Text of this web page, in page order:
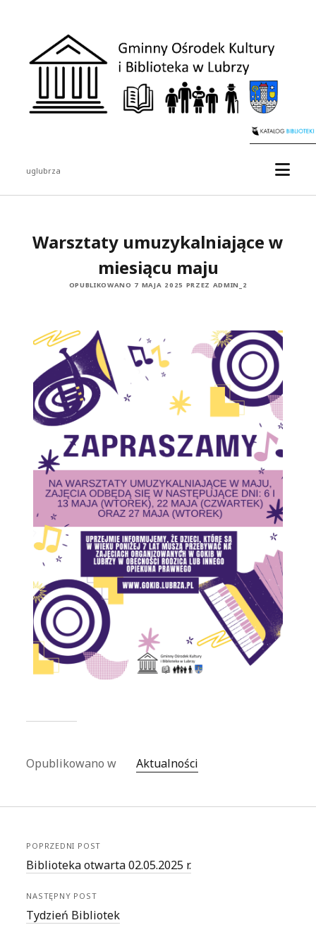
uglubrza
Warsztaty umuzykalniające w
miesiącu maju
OPUBLIKOWANO 7 MAJA 2025 PRZEZ ADMIN_2
Opublikowano w Aktualności
POPRZEDNI POST
Biblioteka otwarta 02.05.2025 r.
NASTĘPNY POST
Tydzień Bibliotek